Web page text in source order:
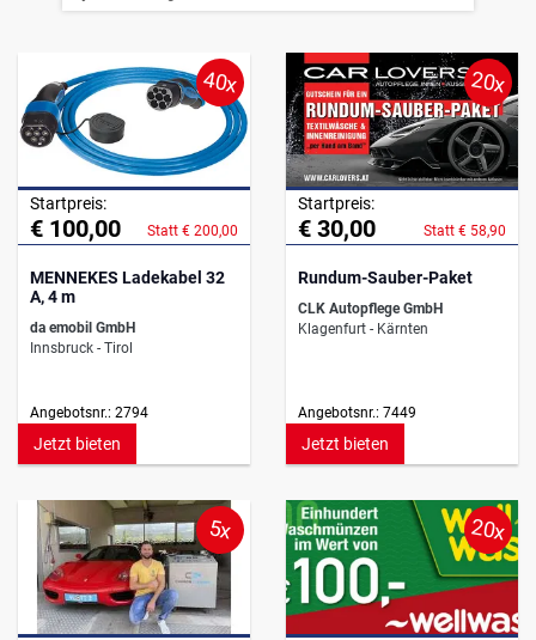
40x
Startpreis:
€ 100,00 Statt € 200,00
MENNEKES Ladekabel 32
A, 4 m
da emobil GmbH
Innsbruck - Tirol
Angebotsnr.: 2794
Jetzt bieten
20x
Startpreis:
€ 30,00 Statt € 58,90
Rundum-Sauber-Paket
CLK Autopflege GmbH
Klagenfurt - Kärnten
Angebotsnr.: 7449
Jetzt bieten
5x 20x